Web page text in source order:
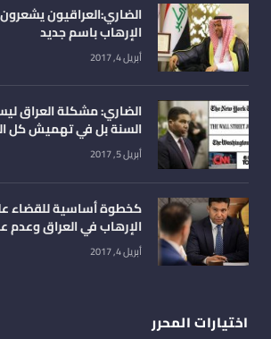
الضاري:العراقيون
الإرهاب باسم جديد
أبريل 4, 2017
الضاري: مشكلة العراق
السنة بل في تهميش كل
أبريل 5, 2017
كخطوة أساسية للقضاء
الإرهاب في العراق وعدم
أبريل 4, 2017
اختيارات المحرر